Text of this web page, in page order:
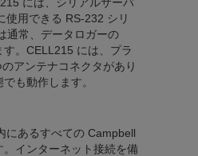
使用できる RS-232 シリ
通常、データロガーの
。CELL215 には、プラ
アンテナコネクタがあり
も動作します。
にあるすべての Campbell
インターネット接続を備